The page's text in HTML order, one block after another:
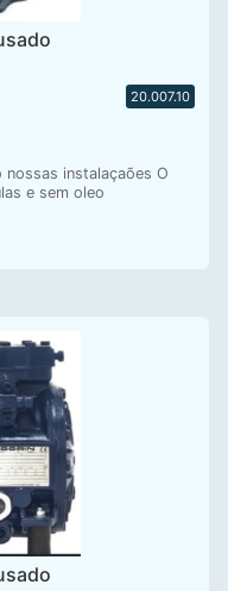
20.007.10
instalaçaões O
e sem oleo